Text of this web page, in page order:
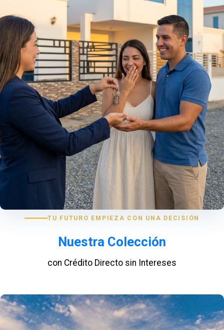
TU FUTURO EMPIEZA CON UNA DECISIÓN
Nuestra Colección
con Crédito Directo sin Intereses